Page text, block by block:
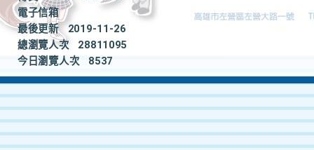
電子信箱
最後更新
2019-11-26
總瀏覽人次
28811095
今日瀏覽人次
8537